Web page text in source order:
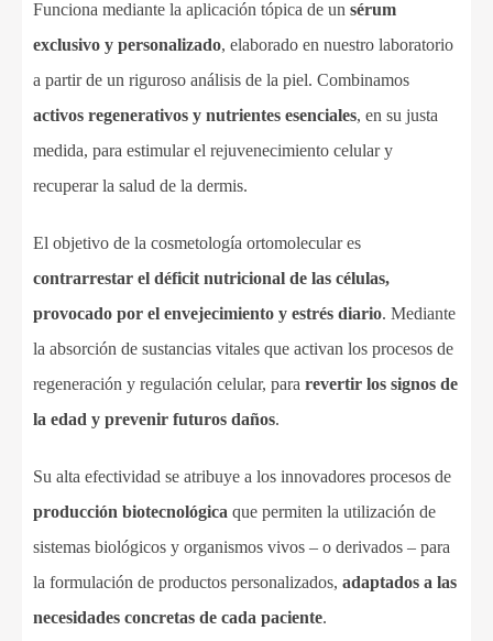
Funciona mediante la aplicación tópica de un sérum
exclusivo y personalizado, elaborado en nuestro laboratorio
a partir de un riguroso análisis de la piel. Combinamos
activos regenerativos y nutrientes esenciales, en su justa
medida, para estimular el rejuvenecimiento celular y
recuperar la salud de la dermis.
El objetivo de la cosmetología ortomolecular es
contrarrestar el déficit nutricional de las células,
provocado por el envejecimiento y estrés diario. Mediante
la absorción de sustancias vitales que activan los procesos de
regeneración y regulación celular, para revertir los signos de
la edad y prevenir futuros daños.
Su alta efectividad se atribuye a los innovadores procesos de
producción biotecnológica que permiten la utilización de
sistemas biológicos y organismos vivos – o derivados – para
la formulación de productos personalizados, adaptados a las
necesidades concretas de cada paciente.